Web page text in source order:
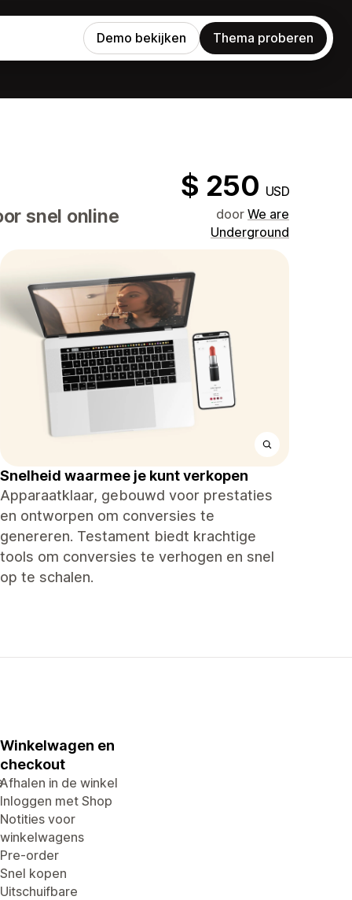
Demo bekijken Thema proberen
$ 250 USD
snel online
door We are
Underground
Snelheid waarmee je kunt verkopen
Apparaatklaar, gebouwd voor prestaties
en ontworpen om conversies te
genereren. Testament biedt krachtige
tools om conversies te verhogen en snel
op te schalen.
Winkelwagen en
checkout
Afhalen in de winkel
Inloggen met Shop
Notities voor
winkelwagens
Pre-order
Snel kopen
Uitschuifbare